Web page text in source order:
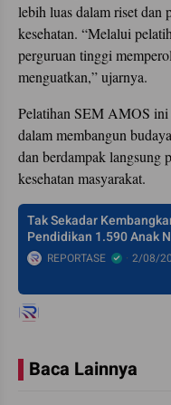
lebih luas dalam riset dan
kesehatan. “Melalui
perguruan tinggi
menguatkan,” ujarnya.
Pelatihan SEM AMOS ini
dalam membangun
dan berdampak langsung
kesehatan masyarakat.
Tak Sekadar
Pendidikan 1.590 Anak
REPORTASE 2/08/
Baca Lainnya